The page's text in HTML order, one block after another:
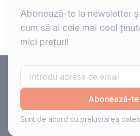
Abonează-te la newsletter
cum să ai cele mai cool
mici prețuri!
Abonează-te
Sunt de acord cu prelucrarea